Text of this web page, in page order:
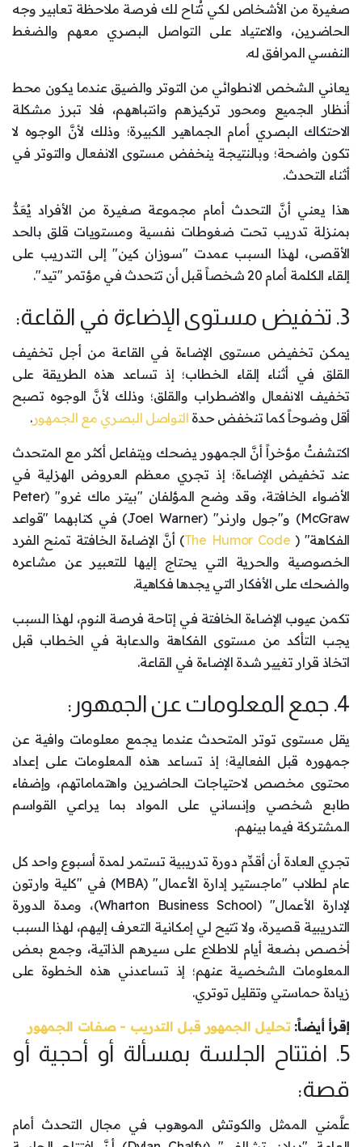
صغيرة من الأشخاص لكي تُتاح لك فرصة ملاحظة تعابير وجه
الحاضرين، والاعتياد على التواصل البصري معهم والضغط
النفسي المرافق له.
يعاني الشخص الانطوائي من التوتر والضيق عندما يكون محط
أنظار الجميع ومحور تركيزهم وانتباههم، فلا تبرز مشكلة
الاحتكاك البصري أمام الجماهير الكبيرة؛ وذلك لأنَّ الوجوه لا
تكون واضحة؛ وبالنتيجة ينخفض مستوى الانفعال والتوتر في
أثناء التحدث.
هذا يعني أنَّ التحدث أمام مجموعة صغيرة من الأفراد يُعَدُّ
بمنزلة تدريب تحت ضغوطات نفسية ومستويات قلق بالحد
الأقصى، لهذا السبب عمدت "سوزان كين" إلى التدريب على
إلقاء الكلمة أمام 20 شخصاً قبل أن تتحدث في مؤتمر "تيد".
3. تخفيض مستوى الإضاءة في القاعة:
يمكن تخفيض مستوى الإضاءة في القاعة من أجل تخفيف
القلق في أثناء إلقاء الخطاب؛ إذ تساعد هذه الطريقة على
تخفيف الانفعال والاضطراب والقلق؛ وذلك لأنَّ الوجوه تصبح
أقل وضوحاً كما تنخفض حدة التواصل البصري مع الجمهور.
اكتشفتُ مؤخراً أنَّ الجمهور يضحك ويتفاعل أكثر مع المتحدث
عند تخفيض الإضاءة؛ إذ تجري معظم العروض الهزلية في
الأضواء الخافتة، وقد وضح المؤلفان "بيتر ماك غرو" (Peter
McGraw) و"جول وارنر" (Joel Warner) في كتابهما "قواعد
الفكاهة" ( The Humor Code) أنَّ الإضاءة الخافتة تمنح الفرد
الخصوصية والحرية التي يحتاج إليها للتعبير عن مشاعره
والضحك على الأفكار التي يجدها فكاهية.
تكمن عيوب الإضاءة الخافتة في إتاحة فرصة النوم، لهذا السبب
يجب التأكد من مستوى الفكاهة والدعابة في الخطاب قبل
اتخاذ قرار تغيير شدة الإضاءة في القاعة.
4. جمع المعلومات عن الجمهور:
يقل مستوى توتر المتحدث عندما يجمع معلومات وافية عن
جمهوره قبل الفعالية؛ إذ تساعد هذه المعلومات على إعداد
محتوى مخصص لاحتياجات الحاضرين واهتماماتهم، وإضفاء
طابع شخصي وإنساني على المواد بما يراعي القواسم
المشتركة فيما بينهم.
تجري العادة أن أقدِّم دورة تدريبية تستمر لمدة أسبوع واحد كل
عام لطلاب "ماجستير إدارة الأعمال" (MBA) في "كلية وارتون
لإدارة الأعمال" (Wharton Business School)، ومدة الدورة
التدريبية قصيرة، ولا تتيح لي إمكانية التعرف إليهم، لهذا السبب
أخصص بضعة أيام للاطلاع على سيرهم الذاتية، وجمع بعض
المعلومات الشخصية عنهم؛ إذ تساعدني هذه الخطوة على
زيادة حماستي وتقليل توتري.
إقرأ أيضاً:تحليل الجمهور قبل التدريب - صفات الجمهور
5. افتتاح الجلسة بمسألة أو أحجية أو
قصة:
علَّمني الممثل والكوتش الموهوب في مجال التحدث أمام